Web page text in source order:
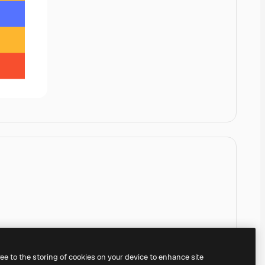
to the storing of cookies on your device to enhance site